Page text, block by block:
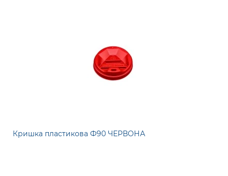
Кришка пластикова Ф90 ЧЕРВОНА